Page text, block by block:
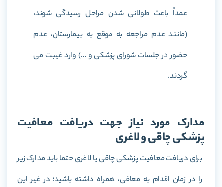
عمداً باعث طولانی شدن مراحل رسیدگی شوند،
(‌مانند عدم مراجعه به موقع به بیمارستان، عدم
حضور در جلسات شورای پزشکی و …) وارد غیبت می
گردند.
مدارک مورد نیاز جهت دریافت معافیت
پزشکی چاقی و لاغری
برای دریافت معافیت پزشکی چاقی یا لاغری حتما باید مدارک زیر
را در زمان اقدام به معافی، همراه داشته باشید؛ در غیر این